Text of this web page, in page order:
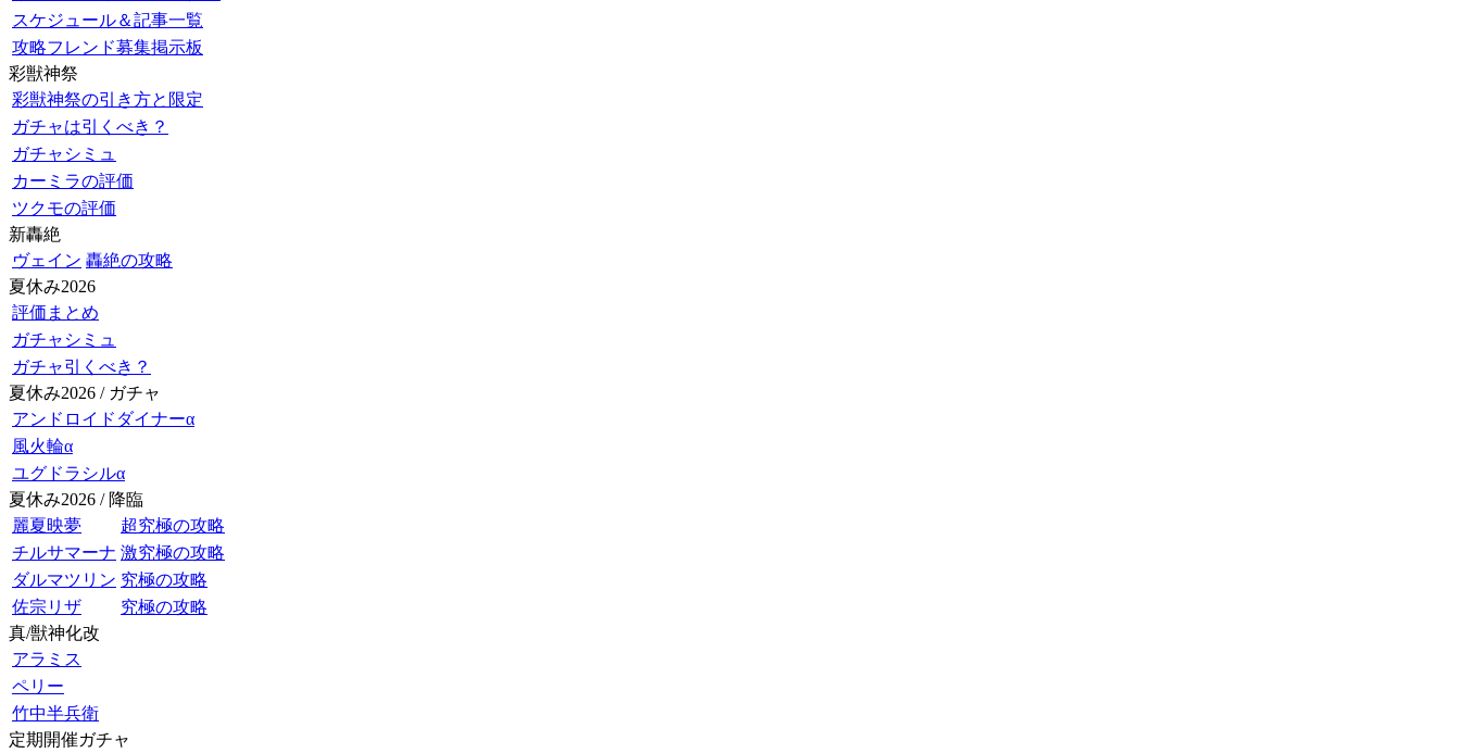
スケジュール＆記事一覧
攻略フレンド募集掲示板
彩獣神祭
彩獣神祭の引き方と限定
ガチャは引くべき？
ガチャシミュ
カーミラの評価
ツクモの評価
新轟絶
ヴェイン 轟絶の攻略
夏休み2026
評価まとめ
ガチャシミュ
ガチャ引くべき？
夏休み2026 / ガチャ
アンドロイドダイナーα
風火輪α
ユグドラシルα
夏休み2026 / 降臨
麗夏映夢
超究極の攻略
チルサマーナ 激究極の攻略
ダルマツリン 究極の攻略
佐宗リザ
究極の攻略
真/獣神化改
アラミス
ペリー
竹中半兵衛
定期開催ガチャ